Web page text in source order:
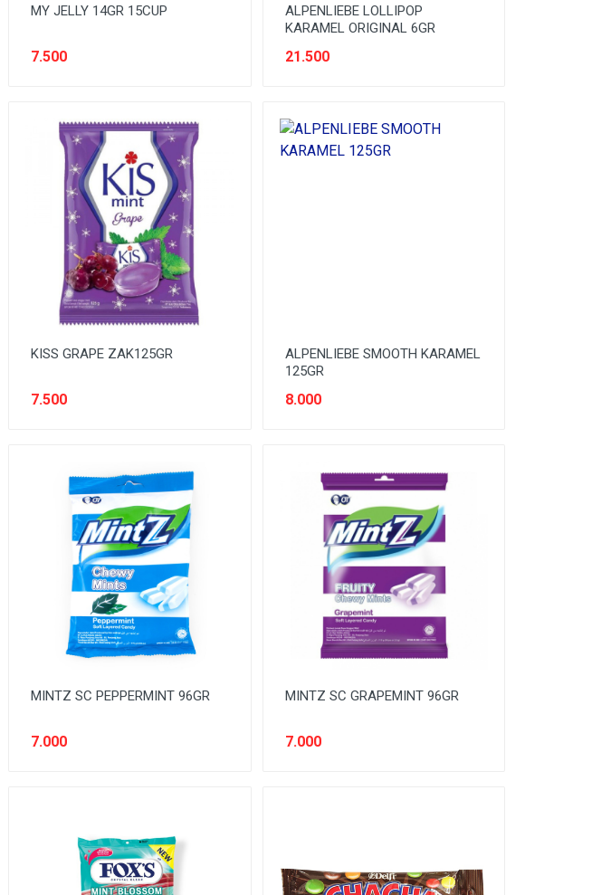
MY JELLY 14GR 15CUP
7.500
ALPENLIEBE LOLLIPOP
KARAMEL ORIGINAL 6GR
21.500
KISS GRAPE ZAK125GR
7.500
ALPENLIEBE SMOOTH KARAMEL
125GR
8.000
MINTZ SC PEPPERMINT 96GR
7.000
MINTZ SC GRAPEMINT 96GR
7.000